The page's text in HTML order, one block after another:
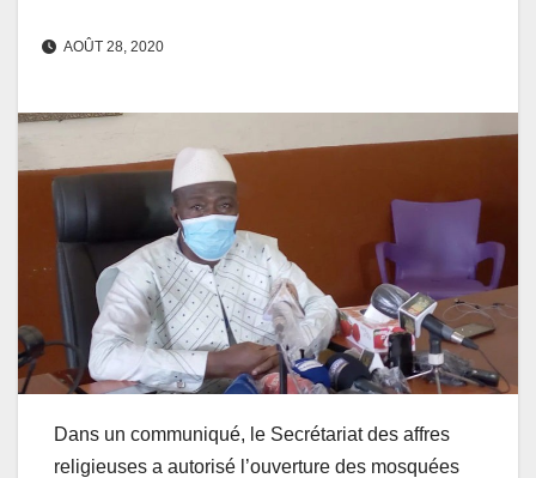
AOÛT 28, 2020
Dans un communiqué, le Secrétariat des affres
religieuses a autorisé l’ouverture des mosquées